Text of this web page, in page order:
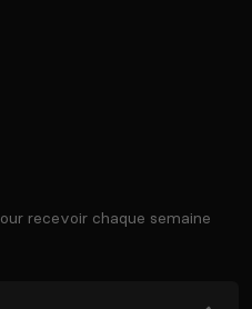
recevoir chaque semaine